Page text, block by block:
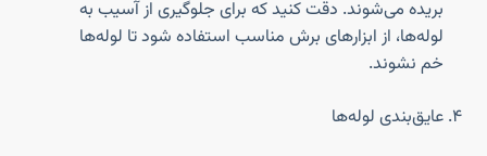
بریده می‌شوند. دقت کنید که برای جلوگیری از آسیب به
لوله‌ها، از ابزارهای برش مناسب استفاده شود تا لوله‌ها
خم نشوند.
عایق‌بندی لوله‌ها